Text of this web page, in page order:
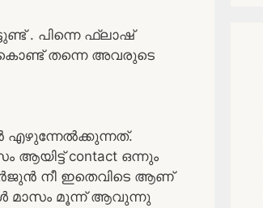
. പിന്നെ ഫ്ലാഷ്
തന്നെ അവരുടെ
എഴുന്നേൽക്കുന്നത്.
contact ഒന്നും
നീ ഇതെവിടെ ആണ്
മാസം മൂന്ന് ആവുന്നു